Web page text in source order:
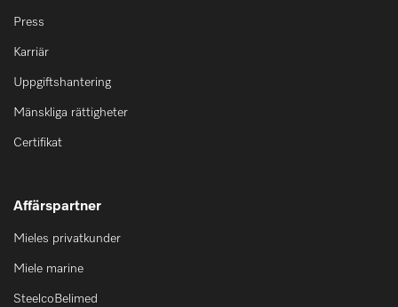
Press
Karriär
Uppgiftshantering
Mänskliga rättigheter
Certifikat
Affärspartner
Mieles privatkunder
Miele marine
SteelcoBelimed